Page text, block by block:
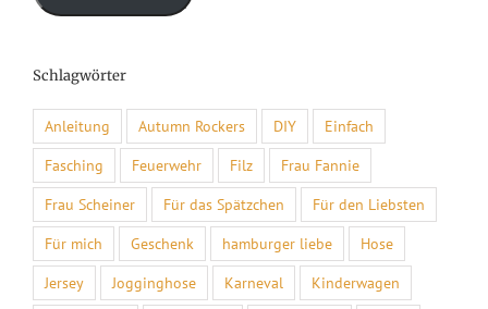
Schlagwörter
Anleitung Autumn Rockers DIY
Einfach
Fasching
Feuerwehr Filz
Frau Fannie
Frau Scheiner
Für das Spätzchen
Für den Liebsten
Für mich
Geschenk hamburger liebe
Hose
Jersey
Jogginghose Karneval
Kinderwagen